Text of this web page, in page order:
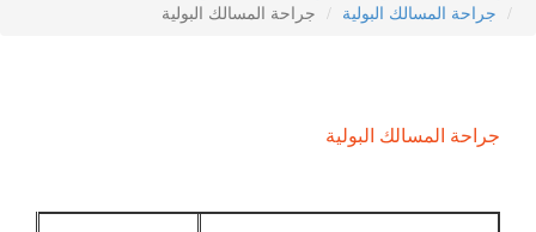
جراحة المسالك البولية
جراحة المسالك البولية
جراحة المسالك البولية